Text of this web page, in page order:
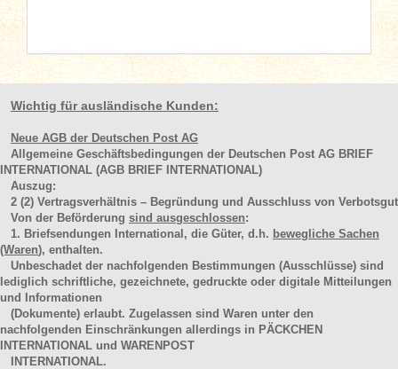
Wichtig für ausländische Kunden:
Neue AGB der Deutschen Post AG
Allgemeine Geschäftsbedingungen der Deutschen Post AG BRIEF
INTERNATIONAL (AGB BRIEF INTERNATIONAL)
Auszug:
2 (2) Vertragsverhältnis – Begründung und Ausschluss von Verbotsgut
Von der Beförderung sind ausgeschlossen:
1. Briefsendungen International, die Güter, d.h. bewegliche Sachen
(Waren), enthalten.
Unbeschadet der nachfolgenden Bestimmungen (Ausschlüsse) sind
lediglich schriftliche, gezeichnete, gedruckte oder digitale Mitteilungen
und Informationen
(Dokumente) erlaubt. Zugelassen sind Waren unter den
nachfolgenden Einschränkungen allerdings in PÄCKCHEN
INTERNATIONAL und WARENPOST
INTERNATIONAL.